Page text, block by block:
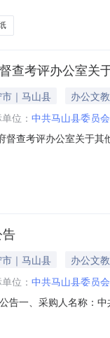
查考评办公室关
｜马山县
办公文教
位： 中共马山县委员
督查考评办公室关于
｜马山县
办公文教
位： 中共马山县委员
告一、采购人名称：
级小钢炮70克/A4(6包